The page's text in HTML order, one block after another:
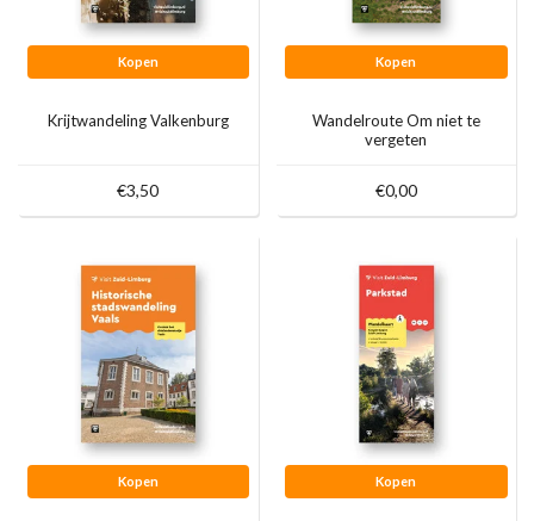
Kopen
Krijtwandeling Valkenburg
€3,50
Kopen
Wandelroute Om niet te
vergeten
€0,00
Kopen Kopen